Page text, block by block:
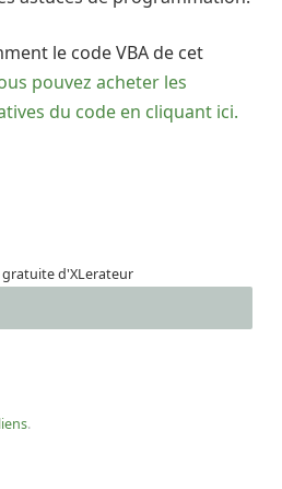
le code VBA de cet
pouvez acheter les
du code en cliquant ici.
d'XLerateur
.